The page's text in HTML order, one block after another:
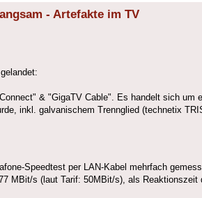
- Artefakte im TV
& "GigaTV Cable". Es handelt sich um
inkl. galvanischem Trennglied (technetix
Speedtest per LAN-Kabel mehrfach
MBit/s (laut Tarif: 50MBit/s), als Reaktionszeit